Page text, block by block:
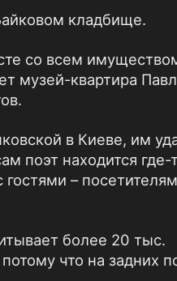
кладбище.
со всем
музей-квартира
в Киеве, им
поэт находится где-
–
более 20 тыс.
что на задних